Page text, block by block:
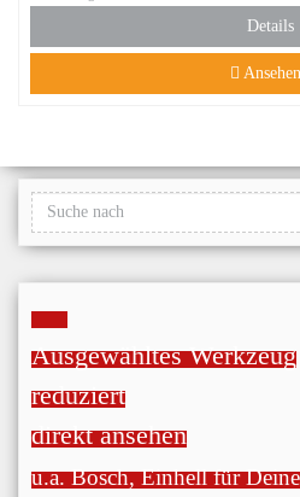
Details
Ausgewähltes Werkzeug
reduziert
direkt ansehen
u.a. Bosch, Einhell für